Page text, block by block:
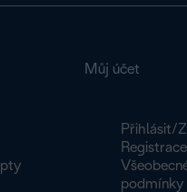
Můj účet
Přihlásit/
podmínky